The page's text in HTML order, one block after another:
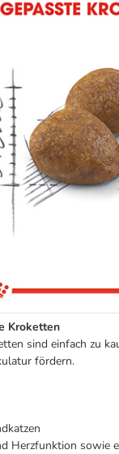
Kroketten
sind einfach zu
fördern.
Herzfunktion sowie